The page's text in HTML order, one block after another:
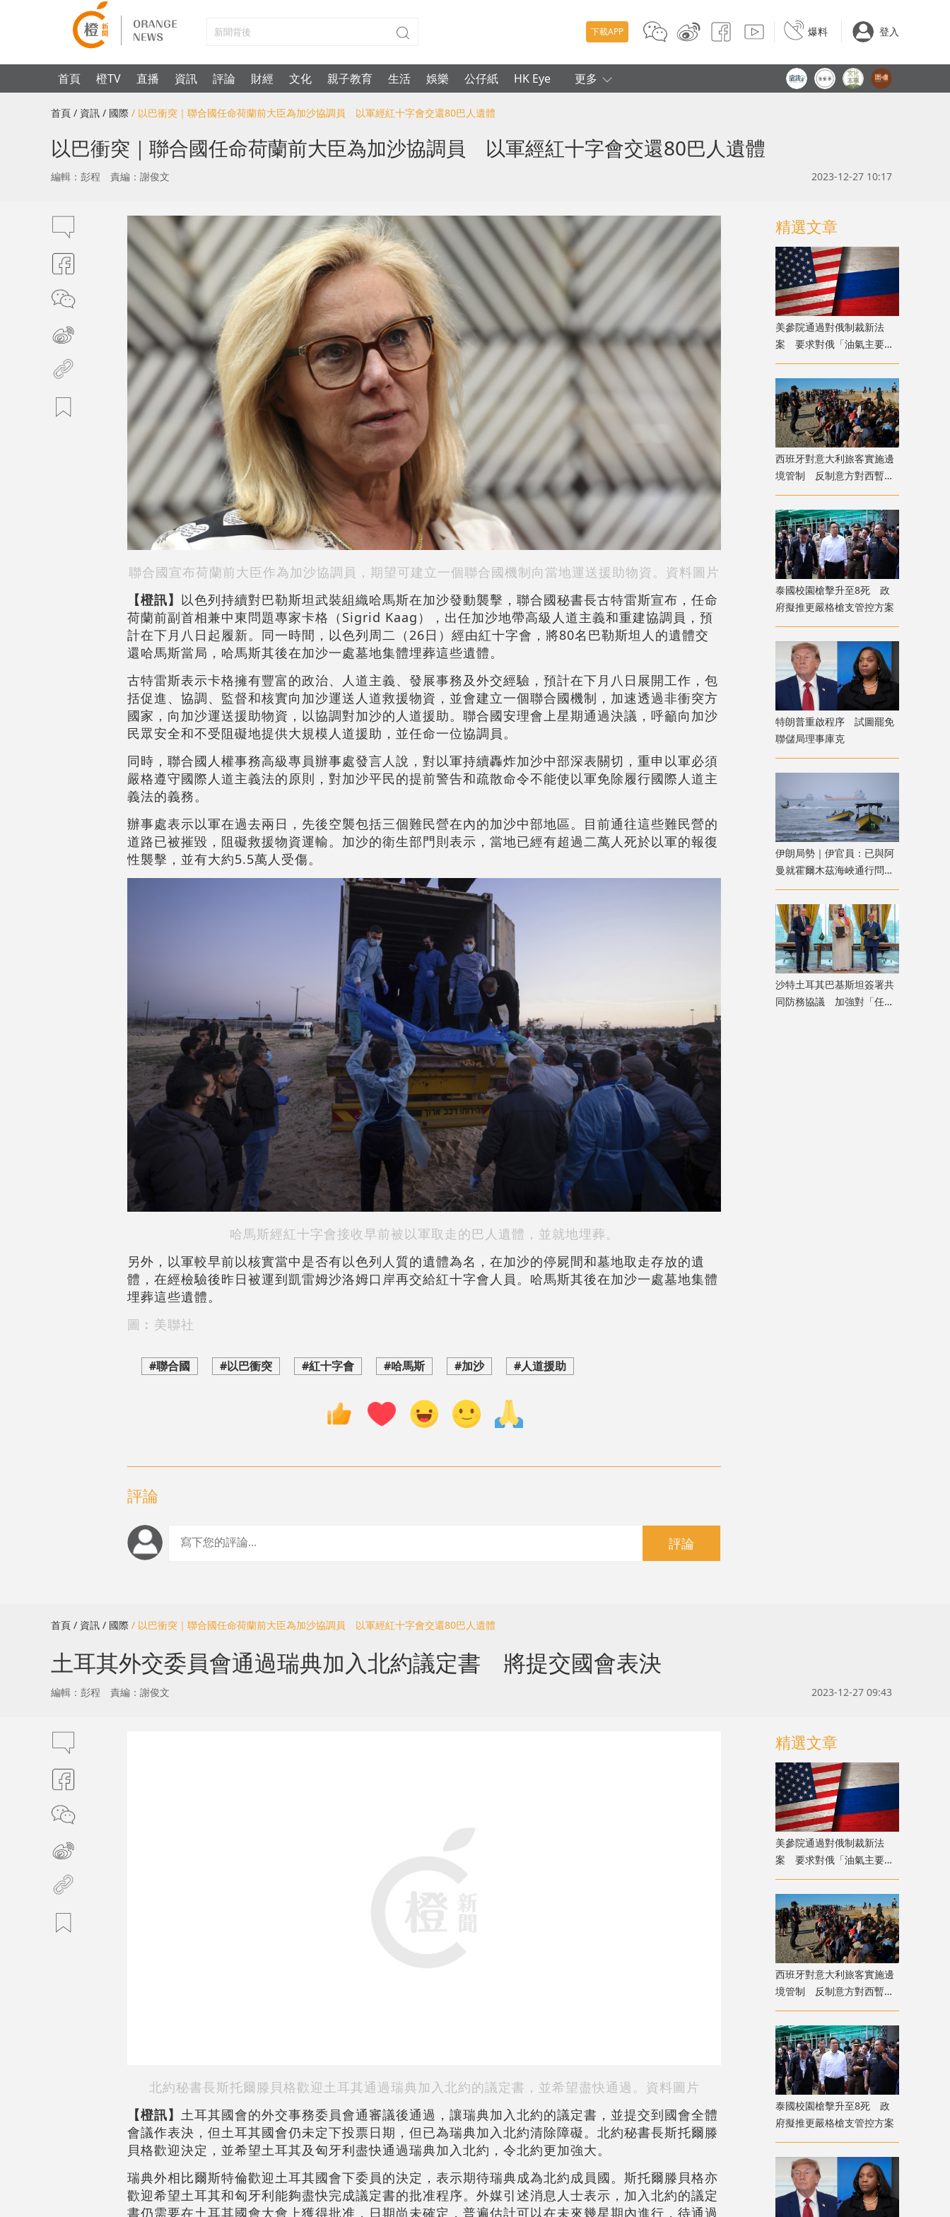
下載APP 爆料 登入
首頁 橙TV 直播 資訊 評論 財經 文化 親子教育 生活 娛樂 公仔紙 HK Eye 更多
首頁 / 資訊 / 國際 / 以巴衝突｜聯合國任命荷蘭前大臣為加沙協調員 以軍經紅十字會交還80巴人遺體
以巴衝突｜聯合國任命荷蘭前大臣為加沙協調員 以軍經紅十字會交還80巴人遺體
編輯：彭程 責編：謝俊文 2023-12-27 10:17
聯合國宣布荷蘭前大臣作為加沙協調員，期望可建立一個聯合國機制向當地運送援助物資。資料圖片
【橙訊】 以色列持續對巴勒斯坦武裝組織哈馬斯在加沙發動襲擊，聯合國秘書長古特雷斯宣布，任命
荷蘭前副首相兼中東問題專家卡格（Sigrid Kaag），出任加沙地帶高級人道主義和重建協調員，預
計在下月八日起履新。同一時間，以色列周二（26日）經由紅十字會，將80名巴勒斯坦人的遺體交
還哈馬斯當局，哈馬斯其後在加沙一處墓地集體埋葬這些遺體。
古特雷斯表示卡格擁有豐富的政治、人道主義、發展事務及外交經驗，預計在下月八日展開工作，包
括促進、協調、監督和核實向加沙運送人道救援物資，並會建立一個聯合國機制，加速透過非衝突方
國家，向加沙運送援助物資，以協調對加沙的人道援助。聯合國安理會上星期通過決議，呼籲向加沙
民眾安全和不受阻礙地提供大規模人道援助，並任命一位協調員。
同時，聯合國人權事務高級專員辦事處發言人說，對以軍持續轟炸加沙中部深表關切，重申以軍必須
嚴格遵守國際人道主義法的原則，對加沙平民的提前警告和疏散命令不能使以軍免除履行國際人道主
義法的義務。
辦事處表示以軍在過去兩日，先後空襲包括三個難民營在內的加沙中部地區。目前通往這些難民營的
道路已被摧毀，阻礙救援物資運輸。加沙的衛生部門則表示，當地已經有超過二萬人死於以軍的報復
性襲擊，並有大約5.5萬人受傷。
哈馬斯經紅十字會接收早前被以軍取走的巴人遺體，並就地埋葬。
另外，以軍較早前以核實當中是否有以色列人質的遺體為名，在加沙的停屍間和墓地取走存放的遺
體，在經檢驗後昨日被運到凱雷姆沙洛姆口岸再交給紅十字會人員。哈馬斯其後在加沙一處墓地集體
埋葬這些遺體。
圖︰美聯社
#聯合國 #以巴衝突 #紅十字會 #哈馬斯 #加沙 #人道援助
評論
評論
精選文章
美參院通過對俄制裁新法
案 要求對俄「油氣主要進
口國」徵100%關稅
西班牙對意大利旅客實施邊
境管制 反制意方對西暫停
申根
泰國校園槍擊升至8死 政
府擬推更嚴格槍支管控方案
特朗普重啟程序 試圖罷免
聯儲局理事庫克
伊朗局勢｜伊官員：已與阿
曼就霍爾木茲海峽通行問題
明確總體框架
沙特土耳其巴基斯坦簽署共
同防務協議 加強對「任何
首頁 / 資訊 / 國際 / 以巴衝突｜聯合國任命荷蘭前大臣為加沙協調員 以軍經紅十字會交還80巴人遺體
土耳其外交委員會通過瑞典加入北約議定書 將提交國會表決
編輯：彭程 責編：謝俊文 2023-12-27 09:43
北約秘書長斯托爾滕貝格歡迎土耳其通過瑞典加入北約的議定書，並希望盡快通過。資料圖片
【橙訊】 土耳其國會的外交事務委員會通審議後通過，讓瑞典加入北約的議定書，並提交到國會全體
會議作表決，但土耳其國會仍未定下投票日期，但已為瑞典加入北約清除障礙。北約秘書長斯托爾滕
貝格歡迎決定，並希望土耳其及匈牙利盡快通過瑞典加入北約，令北約更加強大。
瑞典外相比爾斯特倫歡迎土耳其國會下委員的決定，表示期待瑞典成為北約成員國。斯托爾滕貝格亦
歡迎希望土耳其和匈牙利能夠盡快完成議定書的批准程序。外媒引述消息人士表示，加入北約的議定
書仍需要在土耳其國會大會上獲得批准，日期尚未確定，普遍估計可以在未來幾星期內進行，待通過
精選文章
美參院通過對俄制裁新法
案 要求對俄「油氣主要進
口國」徵100%關稅
西班牙對意大利旅客實施邊
境管制 反制意方對西暫停
申根
泰國校園槍擊升至8死 政
府擬推更嚴格槍支管控方案